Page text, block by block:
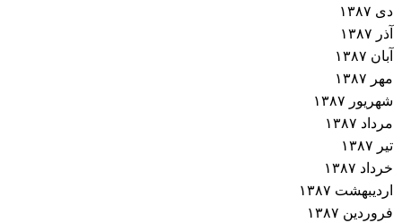
دی ۱۳۸۷
آذر ۱۳۸۷
آبان ۱۳۸۷
مهر ۱۳۸۷
شهریور ۱۳۸۷
مرداد ۱۳۸۷
تیر ۱۳۸۷
خرداد ۱۳۸۷
اردیبهشت ۱۳۸۷
فروردین ۱۳۸۷